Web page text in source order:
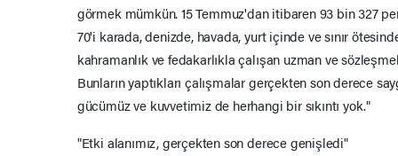
görmek mümkün. 15 Temmuz'dan itibaren 93 bin 327
70'i karada, denizde, havada, yurt içinde ve sınır
kahramanlık ve fedakarlıkla çalışan uzman ve
Bunların yaptıkları çalışmalar gerçekten son derece
gücümüz ve kuvvetimiz de herhangi bir sıkıntı yok."
"Etki alanımız, gerçekten son derece genişledi"